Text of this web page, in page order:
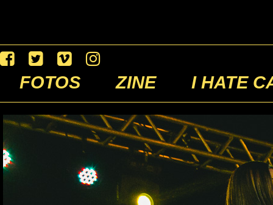
FOTOS ZINE I HATE